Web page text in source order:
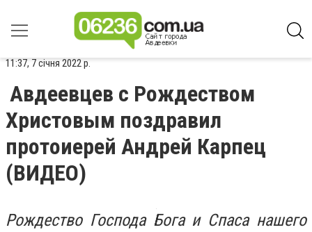
11:37, 7 січня 2022 р.
Авдеевцев с Рождеством
Христовым поздравил
протоиерей Андрей Карпец
(ВИДЕО)
Рождество Господа Бога и Спаса нашего